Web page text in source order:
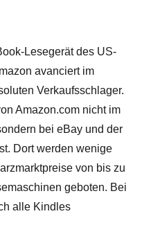
Lesegerät des US-
avanciert im
Verkaufsschlager.
Amazon.com nicht im
bei eBay und der
Dort werden wenige
von bis zu
geboten. Bei
alle Kindles